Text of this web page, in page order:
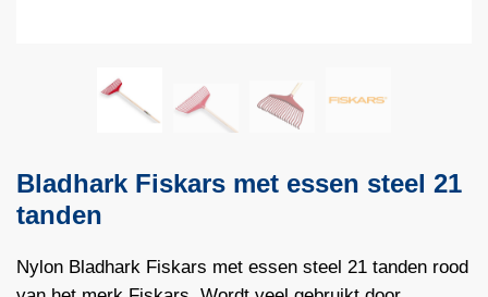
Bladhark Fiskars met essen steel 21
tanden
Nylon Bladhark Fiskars met essen steel 21 tanden rood